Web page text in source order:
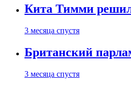
Кита Тимми
3 месяца спустя
Британский
3 месяца спустя